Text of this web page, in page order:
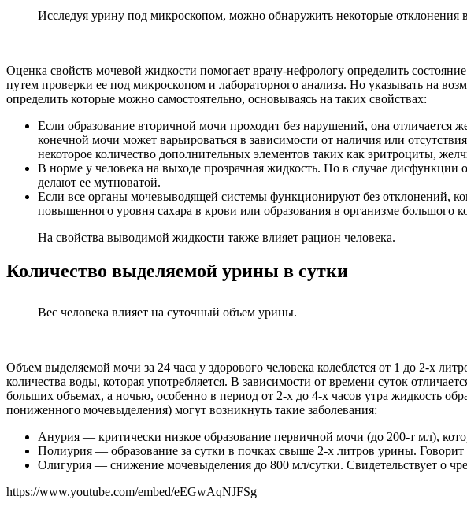
Исследуя урину под микроскопом, можно обнаружить некоторые отклонения в
Оценка свойств мочевой жидкости помогает врачу-нефрологу определить
путем проверки ее под микроскопом и лабораторного анализа. Но указывать на
определить которые можно самостоятельно, основываясь на таких свойствах:
Если образование вторичной мочи проходит без нарушений, она
конечной мочи может варьироваться в зависимости от наличия или
некоторое количество дополнительных элементов таких как эритроциты,
В норме у человека на выходе прозрачная жидкость. Но в случае
делают ее мутноватой.
Если все органы мочевыводящей системы функционируют без отклонений,
повышенного уровня сахара в крови или образования в организме большого
На свойства выводимой жидкости также влияет рацион человека.
Количество выделяемой урины в сутки
Вес человека влияет на суточный объем урины.
Объем выделяемой мочи за 24 часа у здорового человека колеблется от 1 до 2-х
количества воды, которая употребляется. В зависимости от времени суток
больших объемах, а ночью, особенно в период от 2-х до 4-х часов утра жидкость
пониженного мочевыделения) могут возникнуть такие заболевания:
Анурия — критически низкое образование первичной мочи (до 200-т мл),
Полиурия — образование за сутки в почках свыше 2-х литров урины.
Олигурия — снижение мочевыделения до 800 мл/сутки. Свидетельствует о
https://www.youtube.com/embed/eEGwAqNJFSg